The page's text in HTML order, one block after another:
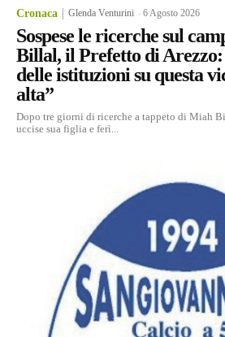
Cronaca Glenda Venturini -6 Agosto 2026
Sospese le ricerche sul
Billal, il Prefetto di Arezzo:
delle istituzioni su questa
alta”
Dopo tre giorni di ricerche a tappeto di Miah
uccise sua figlia e ferì...